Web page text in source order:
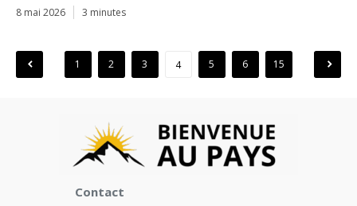
8 mai 2026 3 minutes
Pagination
publications
1 2 3 4 5 6 15
Contact